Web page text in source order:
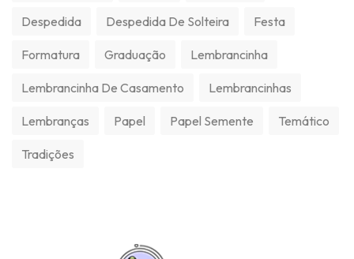
Despedida Despedida De Solteira Festa
Formatura Graduação Lembrancinha
Lembrancinha De Casamento Lembrancinhas
Lembranças Papel Papel Semente Temático
Tradições